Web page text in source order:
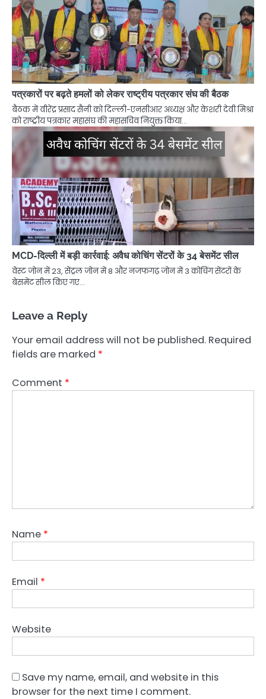
पत्रकारों पर बढ़ते हमलों को लेकर राष्ट्रीय पत्रकार संघ की बैठक
बैठक में वीरेंद्र प्रसाद सैनी को दिल्ली-एनसीआर अध्यक्ष और केशरी देवी मिश्रा
को राष्ट्रीय पत्रकार महासंघ की महासचिव नियुक्त किया…
MCD-दिल्ली में बड़ी कार्रवाई: अवैध कोचिंग सेंटरों के 34 बेसमेंट सील
वेस्ट जोन में 23, सेंट्रल जोन में 8 और नजफगढ़ जोन में 3 कोचिंग सेंटरों के
बेसमेंट सील किए गए…
Leave a Reply
Your email address will not be published. Required
fields are marked *
Comment *
Name *
Email *
Website
Save my name, email, and website in this
browser for the next time I comment.